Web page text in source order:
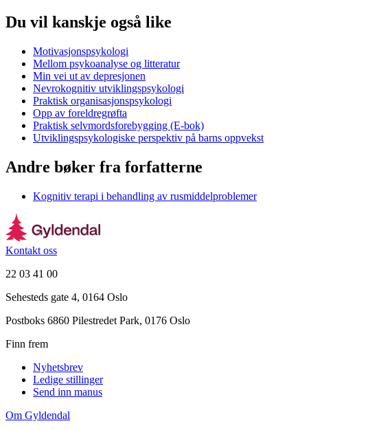
Du vil kanskje også like
Motivasjonspsykologi
Mellom psykoanalyse og litteratur
Min vei ut av depresjonen
Nevrokognitiv utviklingspsykologi
Praktisk organisasjonspsykologi
Opp av foreldregrøfta
Praktisk selvmordsforebygging (E-bok)
Utviklingspsykologiske perspektiv på barns oppvekst
Andre bøker fra forfatterne
Kognitiv terapi i behandling av rusmiddelproblemer
Kontakt oss
22 03 41 00
Sehesteds gate 4, 0164 Oslo
Postboks 6860 Pilestredet Park, 0176 Oslo
Finn frem
Nyhetsbrev
Ledige stillinger
Send inn manus
Om Gyldendal